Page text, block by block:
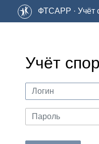
ФТСАРР · Учёт
Учёт